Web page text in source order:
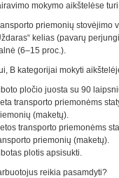
mokymo aikštelėse
priemonių stovėjimo
kelias (pavarų
(6–15 proc.).
B kategorijai mokyti
pločio juosta su 90
transporto priemonėms
(maketų).
transporto priemonėms
priemonių (maketų).
plotis apsisukti.
reikia pasamdyti?